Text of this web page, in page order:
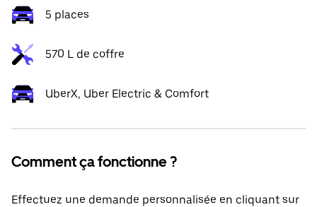
5 places
570 L de coffre
UberX, Uber Electric & Comfort
Comment ça fonctionne ?
Effectuez une demande personnalisée en cliquant sur